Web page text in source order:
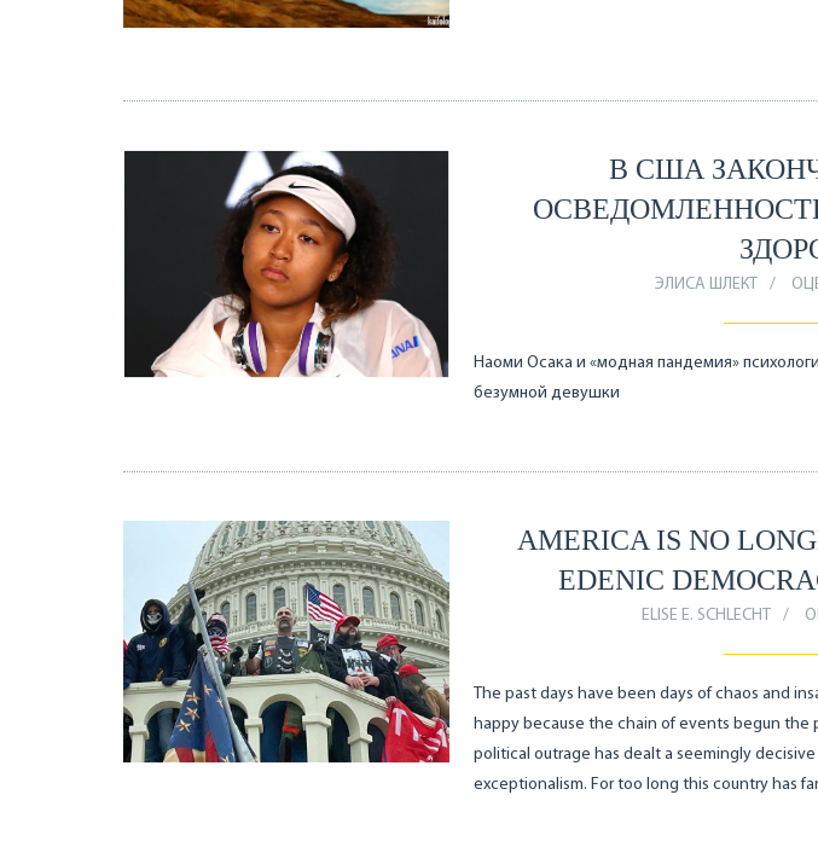
В США
ЭЛИСА ШЛЕКТ
Наоми Осака и «модная пандемия»
безумной девушки
AMERICA IS NO
EDENIC
ELISE E. SCHLECHT
The past days have been days of chaos and
happy because the chain of events begun
political outrage has dealt a seemingly
exceptionalism. For too long this country has